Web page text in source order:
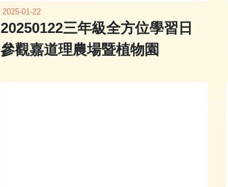
2025-01-22
20250122三年級全方位學習日
參觀嘉道理農場暨植物園